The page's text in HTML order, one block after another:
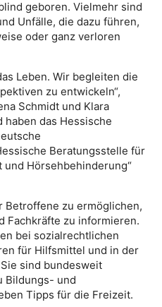
geboren. Vielmehr sind
Unfälle, die dazu führen,
oder ganz verloren
Leben. Wir begleiten die
zu entwickeln“,
Schmidt und Klara
haben das Hessische
Beratungsstelle für
Hörsehbehinderung“
Betroffene zu ermöglichen,
Fachkräfte zu informieren.
bei sozialrechtlichen
für Hilfsmittel und in der
sind bundesweit
Bildungs- und
Tipps für die Freizeit.